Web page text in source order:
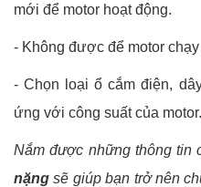
mới để motor hoạt động.
- Không được để motor
- Chọn loại ổ cắm điện,
ứng với công suất của motor.
Nắm được những thông tin
nặng sẽ giúp bạn trở nên